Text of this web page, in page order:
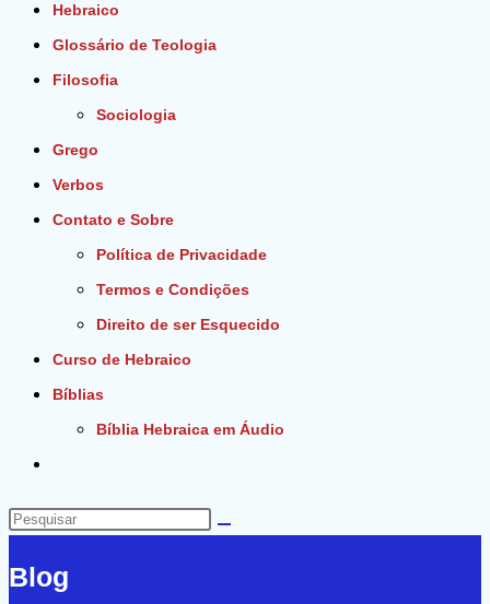
Hebraico
Glossário de Teologia
Filosofia
Sociologia
Grego
Verbos
Contato e Sobre
Política de Privacidade
Termos e Condições
Direito de ser Esquecido
Curso de Hebraico
Bíblias
Bíblia Hebraica em Áudio
do
site
Pesquisar
site
Blog